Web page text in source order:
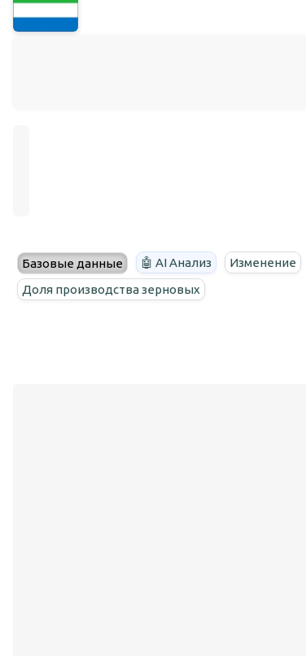
Базовые данные 🤖 AI Анализ Изменение
Доля производства зерновых